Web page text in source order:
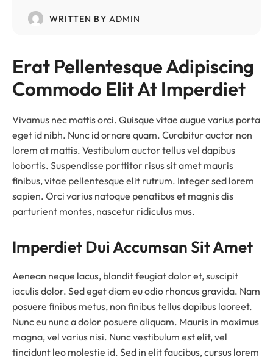
WRITTEN BY ADMIN
Erat Pellentesque Adipiscing
Commodo Elit At Imperdiet
Vivamus nec mattis orci. Quisque vitae augue varius porta
eget id nibh. Nunc id ornare quam. Curabitur auctor non
lorem at mattis. Vestibulum auctor tellus vel dapibus
lobortis. Suspendisse porttitor risus sit amet mauris
finibus, vitae pellentesque elit rutrum. Integer sed lorem
sapien. Orci varius natoque penatibus et magnis dis
parturient montes, nascetur ridiculus mus.
Imperdiet Dui Accumsan Sit Amet
Aenean neque lacus, blandit feugiat dolor et, suscipit
iaculis dolor. Sed eget diam eu odio rhoncus gravida. Nam
posuere finibus metus, non finibus tellus dapibus laoreet.
Nunc eu nunc a dolor posuere aliquam. Mauris in maximus
magna, vel varius nisi. Nunc vestibulum est elit, vel
tincidunt leo molestie id. Sed in elit faucibus, cursus lorem